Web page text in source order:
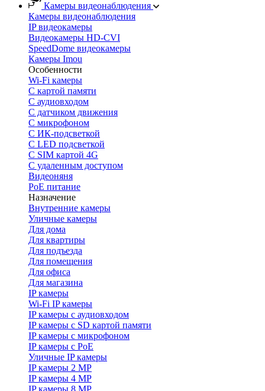
Камеры видеонаблюдения
Камеры видеонаблюдения
IP видеокамеры
Видеокамеры HD-CVI
SpeedDome видеокамеры
Камеры Imou
Особенности
Wi-Fi камеры
С картой памяти
С аудиовходом
С датчиком движения
С микрофоном
С ИК-подсветкой
С LED подсветкой
C SIM картой 4G
C удаленным доступом
Видеоняня
PoE питание
Назначение
Внутренние камеры
Уличные камеры
Для дома
Для квартиры
Для подъезда
Для помещения
Для офиса
Для магазина
IP камеры
Wi-Fi IP камеры
IP камеры с аудиовходом
IP камеры с SD картой памяти
IP камеры с микрофоном
IP камеры с PoE
Уличные IP камеры
IP камеры 2 MP
IP камеры 4 MP
IP камеры 8 MP